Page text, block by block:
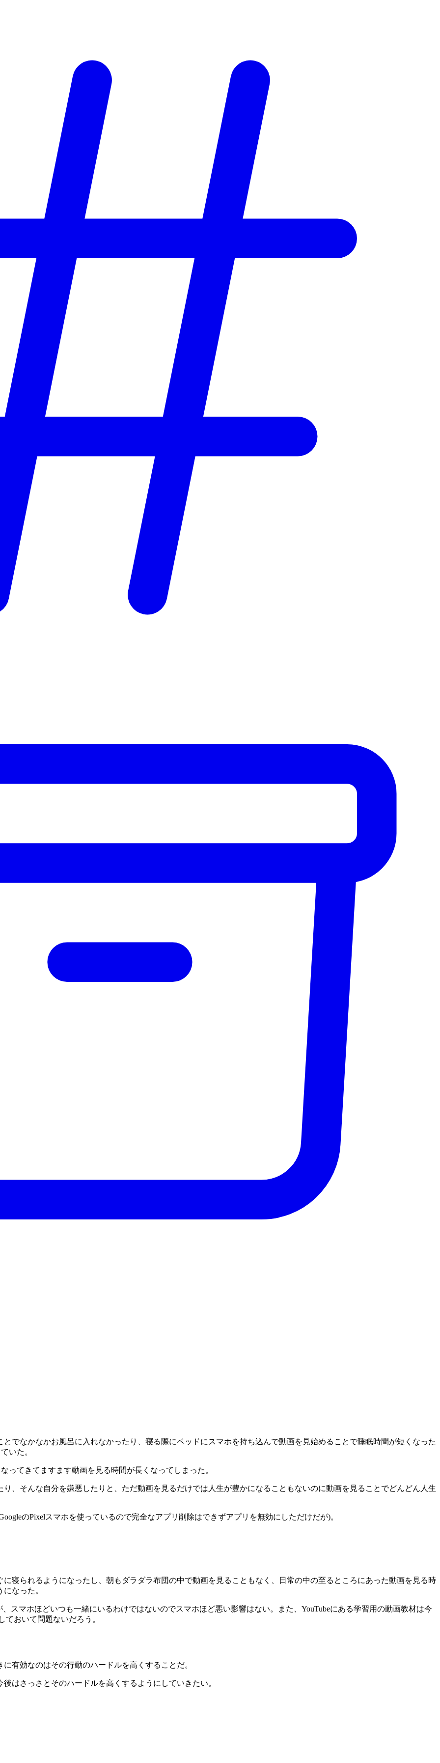
でなかなかお風呂に入れなかったり、寝る際にベッドにスマホを持ち込んで動画を見始めることで睡眠時間が短くなった
いた。
ってきてますます動画を見る時間が長くなってしまった。
、そんな自分を嫌悪したりと、ただ動画を見るだけでは人生が豊かになることもないのに動画を見ることでどんどん人生
のPixelスマホを使っているので完全なアプリ削除はできずアプリを無効にしただけだが)。
寝られるようになったし、朝もダラダラ布団の中で動画を見ることもなく、日常の中の至るところにあった動画を見る時
なった。
スマホほどいつも一緒にいるわけではないのでスマホほど悪い影響はない。また、YouTubeにある学習用の動画教材は今
おいて問題ないだろう。
有効なのはその行動のハードルを高くすることだ。
はさっさとそのハードルを高くするようにしていきたい。